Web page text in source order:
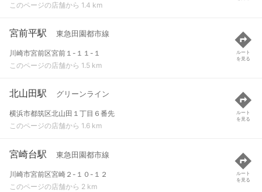
このページの店舗から 1.4 km
宮前平駅 東急田園都市線
川崎市宮前区宮前１-１１-１
このページの店舗から 1.5 km
ルート
を見る
北山田駅 グリーンライン
横浜市都筑区北山田１丁目６番先
このページの店舗から 1.6 km
ルート
を見る
宮崎台駅 東急田園都市線
川崎市宮前区宮崎２-１０-１２
このページの店舗から 2 km
ルート
を見る